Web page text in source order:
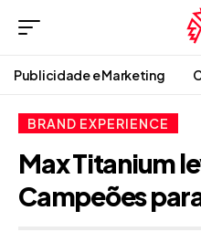
Publicidade e Marketing
BRAND EXPERIENCE
Max Titanium
Campeões